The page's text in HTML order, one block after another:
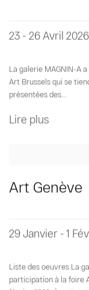
23 - 26 Avril 2026
La galerie MAGNIN-A
Art Brussels qui se
présentées des...
Lire plus
Art Genève
29 Janvier - 1
Liste des oeuvres La
participation à la foire